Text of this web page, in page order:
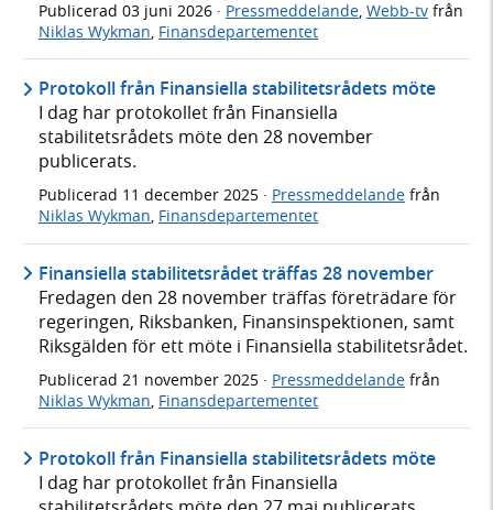
Publicerad 03 juni 2026 · Pressmeddelande Webb-tv från
Niklas Wykman Finansdepartementet
Protokoll från Finansiella stabilitetsrådets möte
I dag har protokollet från Finansiella
stabilitetsrådets möte den 28 november
publicerats.
Publicerad 11 december 2025 · Pressmeddelande från
Niklas Wykman, Finansdepartementet
Finansiella stabilitetsrådet träffas 28 november
Fredagen den 28 november träffas företrädare för
regeringen, Riksbanken, Finansinspektionen, samt
Riksgälden för ett möte i Finansiella stabilitetsrådet.
Publicerad 21 november 2025 · Pressmeddelande från
Niklas Wykman, Finansdepartementet
Protokoll från Finansiella stabilitetsrådets möte
I dag har protokollet från Finansiella